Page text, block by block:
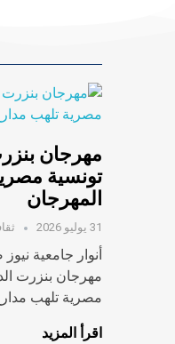
مهرجان
تونسية
المهرجان
31 يوليو 2026
أنوار جامعية
مهرجان بنزرت
مصرية تلهب
اقرأ المزيد